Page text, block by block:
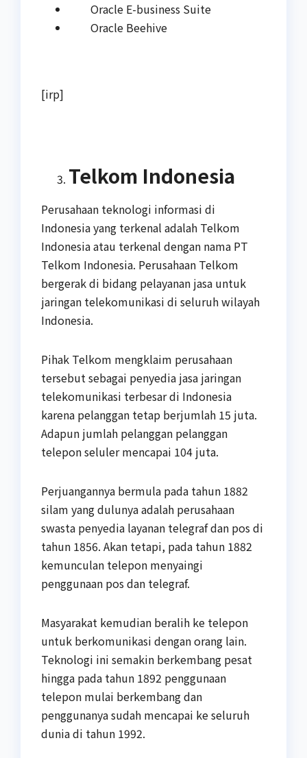
Oracle E-business Suite
Oracle Beehive
[irp]
Telkom Indonesia
Perusahaan teknologi informasi di
Indonesia yang terkenal adalah Telkom
Indonesia atau terkenal dengan nama PT
Telkom Indonesia. Perusahaan Telkom
bergerak di bidang pelayanan jasa untuk
jaringan telekomunikasi di seluruh wilayah
Indonesia.
Pihak Telkom mengklaim perusahaan
tersebut sebagai penyedia jasa jaringan
telekomunikasi terbesar di Indonesia
karena pelanggan tetap berjumlah 15 juta.
Adapun jumlah pelanggan pelanggan
telepon seluler mencapai 104 juta.
Perjuangannya bermula pada tahun 1882
silam yang dulunya adalah perusahaan
swasta penyedia layanan telegraf dan pos di
tahun 1856. Akan tetapi, pada tahun 1882
kemunculan telepon menyaingi
penggunaan pos dan telegraf.
Masyarakat kemudian beralih ke telepon
untuk berkomunikasi dengan orang lain.
Teknologi ini semakin berkembang pesat
hingga pada tahun 1892 penggunaan
telepon mulai berkembang dan
penggunanya sudah mencapai ke seluruh
dunia di tahun 1992.